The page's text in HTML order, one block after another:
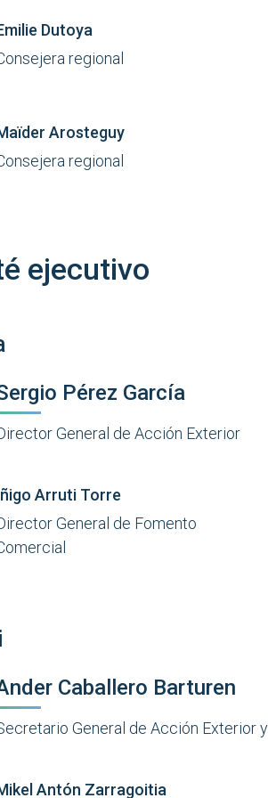
Dutoya
regional
Arosteguy
regional
ejecutivo
Pérez García
General de Acción Exterior
Arruti Torre
General de Fomento
Caballero Barturen
General de Acción Exterior y
Antón Zarragoitia